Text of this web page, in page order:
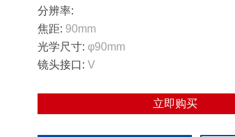
分辨率:
焦距: 90mm
光学尺寸: φ90mm
镜头接口: V
立即购买